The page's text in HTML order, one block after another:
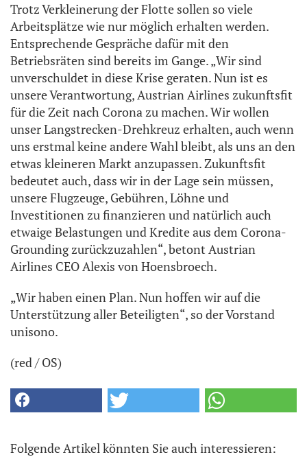
Trotz Verkleinerung der Flotte sollen so viele
Arbeitsplätze wie nur möglich erhalten werden.
Entsprechende Gespräche dafür mit den
Betriebsräten sind bereits im Gange. „Wir sind
unverschuldet in diese Krise geraten. Nun ist es
unsere Verantwortung, Austrian Airlines zukunftsfit
für die Zeit nach Corona zu machen. Wir wollen
unser Langstrecken-Drehkreuz erhalten, auch wenn
uns erstmal keine andere Wahl bleibt, als uns an den
etwas kleineren Markt anzupassen. Zukunftsfit
bedeutet auch, dass wir in der Lage sein müssen,
unsere Flugzeuge, Gebühren, Löhne und
Investitionen zu finanzieren und natürlich auch
etwaige Belastungen und Kredite aus dem Corona-
Grounding zurückzuzahlen“, betont Austrian
Airlines CEO Alexis von Hoensbroech.
„Wir haben einen Plan. Nun hoffen wir auf die
Unterstützung aller Beteiligten“, so der Vorstand
unisono.
(red / OS)
Folgende Artikel könnten Sie auch interessieren: